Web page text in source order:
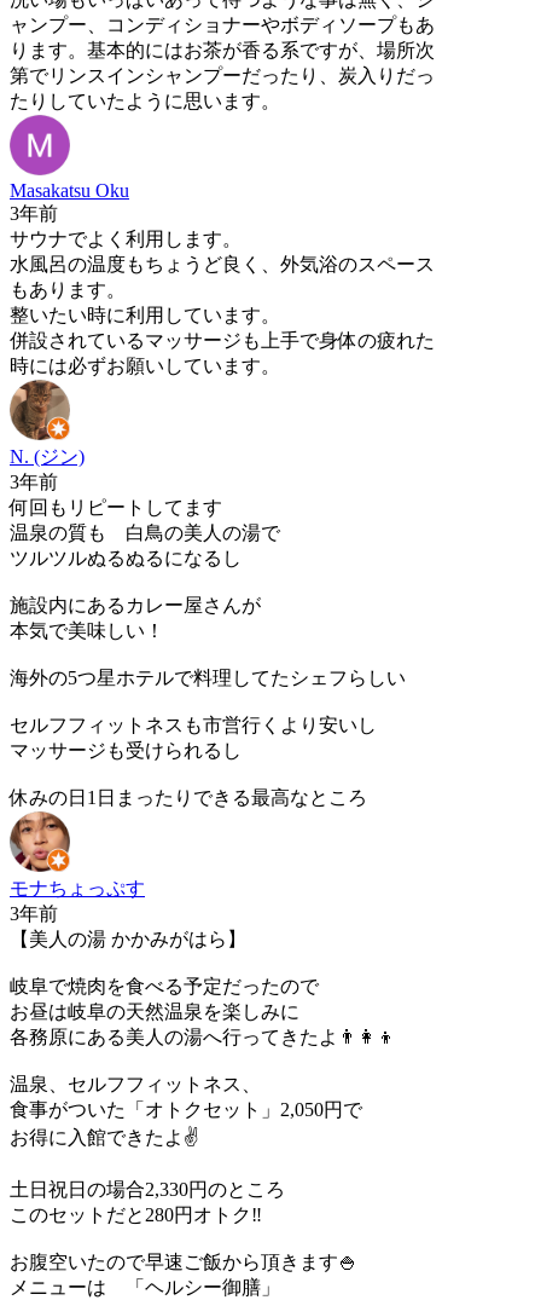
ャンプー、コンディショナーやボディソープもあ
ります。基本的にはお茶が香る系ですが、場所次
第でリンスインシャンプーだったり、炭入りだっ
たりしていたように思います。
Masakatsu Oku
3年前
サウナでよく利用します。
水風呂の温度もちょうど良く、外気浴のスペース
もあります。
整いたい時に利用しています。
併設されているマッサージも上手で身体の疲れた
時には必ずお願いしています。
N. (ジン)
3年前
何回もリピートしてます
温泉の質も 白鳥の美人の湯で
ツルツルぬるぬるになるし
施設内にあるカレー屋さんが
本気で美味しい！
海外の5つ星ホテルで料理してたシェフらしい
セルフフィットネスも市営行くより安いし
マッサージも受けられるし
休みの日1日まったりできる最高なところ
モナちょっぷす
3年前
【美人の湯 かかみがはら】
岐阜で焼肉を食べる予定だったので
お昼は岐阜の天然温泉を楽しみに
各務原にある美人の湯へ行ってきたよ👨‍👩‍👦
温泉、セルフフィットネス、
食事がついた「オトクセット」2,050円で
お得に入館できたよ✌️
土日祝日の場合2,330円のところ
このセットだと280円オトク‼️
お腹空いたので早速ご飯から頂きます🍚
メニューは 「ヘルシー御膳」